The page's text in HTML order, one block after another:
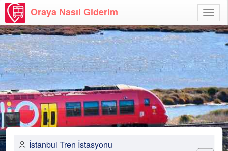
Aç
Oraya Nasıl Giderim